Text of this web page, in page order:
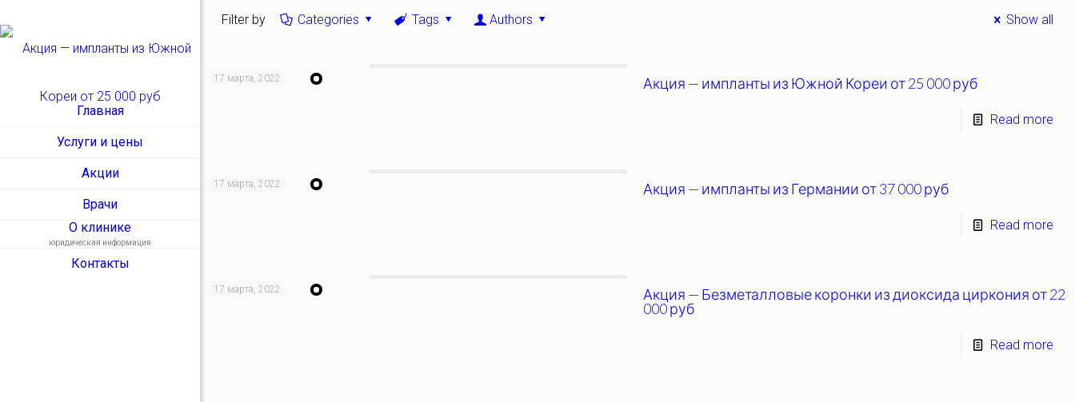
Главная
Услуги и цены
Акции
Врачи
О клинике
юридическая информация
Контакты
Filter by Categories Tags Authors Show all
17 марта, 2022 Акция — импланты из Южной Кореи от 25 000 руб
Read more
17 марта, 2022 Акция — импланты из Германии от 37 000 руб
Read more
17 марта, 2022
Акция — Безметалловые коронки из диоксида циркония от 22
000 руб
Read more